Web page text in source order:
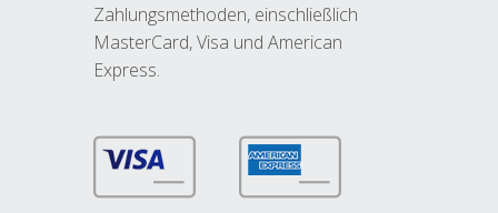
Zahlungsmethoden, einschließlich
MasterCard, Visa und American
Express.